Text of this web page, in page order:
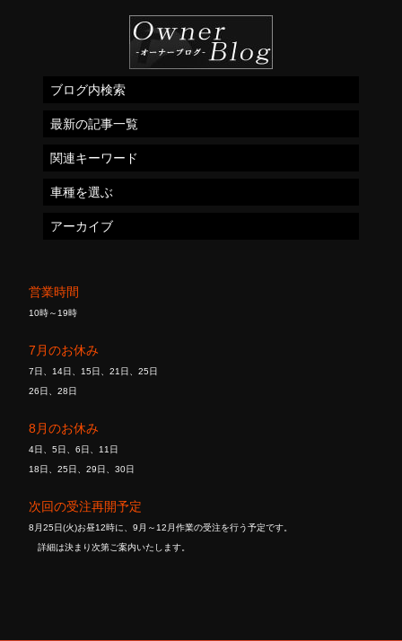
営業時間
10時～19時
7月のお休み
7日、14日、15日、21日、25日
26日、28日
8月のお休み
4日、5日、6日、11日
18日、25日、29日、30日
次回の受注再開予定
8月25日(火)お昼12時に、9月～12月作業の受注を行う予定です。
詳細は決まり次第ご案内いたします。
ブログ内検索
最新の記事一覧
関連キーワード
車種を選ぶ
アーカイブ